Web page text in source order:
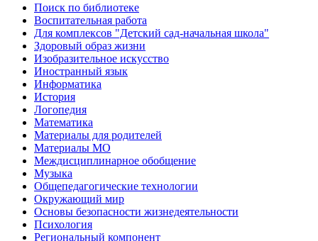
Поиск по библиотеке
Воспитательная работа
Для комплексов "Детский сад-начальная школа"
Здоровый образ жизни
Изобразительное искусство
Иностранный язык
Информатика
История
Логопедия
Математика
Материалы для родителей
Материалы МО
Междисциплинарное обобщение
Музыка
Общепедагогические технологии
Окружающий мир
Основы безопасности жизнедеятельности
Психология
Региональный компонент